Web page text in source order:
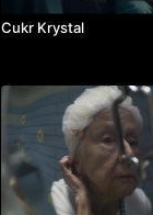
Cukr Krystal